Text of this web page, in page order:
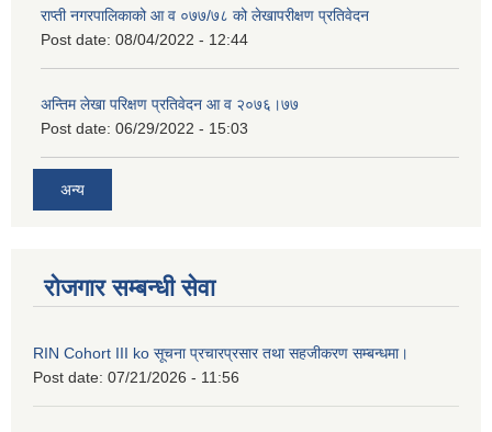
राप्ती नगरपालिकाको आ व ०७७/७८ को लेखापरीक्षण प्रतिवेदन
Post date: 08/04/2022 - 12:44
अन्तिम लेखा परिक्षण प्रतिवेदन आ व २०७६।७७
Post date: 06/29/2022 - 15:03
अन्य
रोजगार सम्बन्धी सेवा
RIN Cohort III ko सूचना प्रचारप्रसार तथा सहजीकरण सम्बन्धमा।
Post date: 07/21/2026 - 11:56